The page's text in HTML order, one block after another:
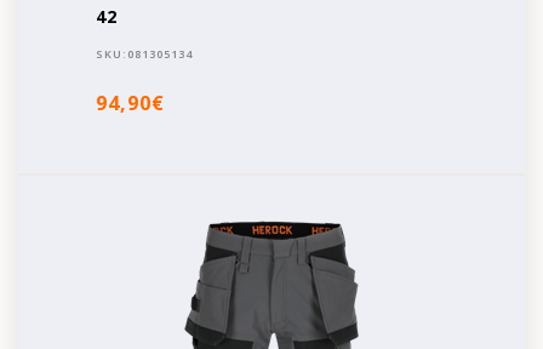
42
SKU: 081305134
94,90€